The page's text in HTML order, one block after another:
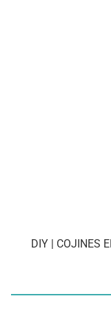
DIY | COJINES